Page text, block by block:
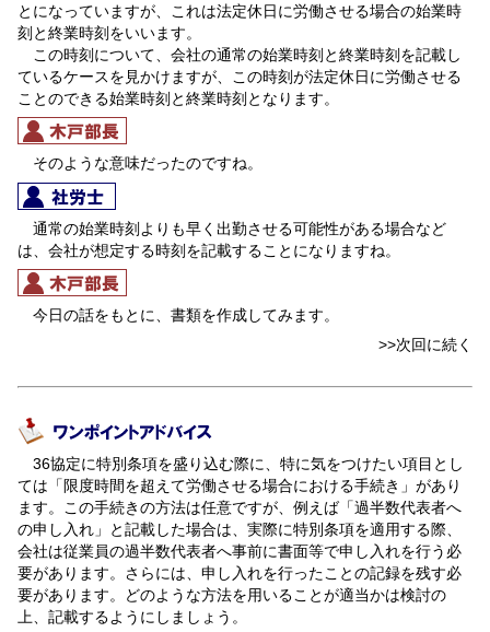
とになっていますが、これは法定休日に労働させる場合の始業時
刻と終業時刻をいいます。
この時刻について、会社の通常の始業時刻と終業時刻を記載し
ているケースを見かけますが、この時刻が法定休日に労働させる
ことのできる始業時刻と終業時刻となります。
そのような意味だったのですね。
通常の始業時刻よりも早く出勤させる可能性がある場合など
は、会社が想定する時刻を記載することになりますね。
今日の話をもとに、書類を作成してみます。
>>次回に続く
36協定に特別条項を盛り込む際に、特に気をつけたい項目とし
ては「限度時間を超えて労働させる場合における手続き」があり
ます。この手続きの方法は任意ですが、例えば「過半数代表者へ
の申し入れ」と記載した場合は、実際に特別条項を適用する際、
会社は従業員の過半数代表者へ事前に書面等で申し入れを行う必
要があります。さらには、申し入れを行ったことの記録を残す必
要があります。どのような方法を用いることが適当かは検討の
上、記載するようにしましょう。